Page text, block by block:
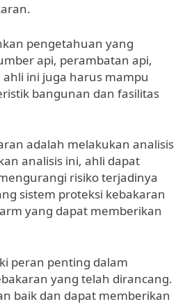
pengetahuan yang
api, perambatan api,
ini juga harus mampu
bangunan dan fasilitas
adalah melakukan analisis
analisis ini, ahli dapat
risiko terjadinya
sistem proteksi kebakaran
yang dapat memberikan
peran penting dalam
yang telah dirancang.
baik dan dapat memberikan